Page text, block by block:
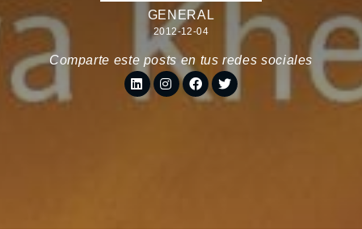
GENERAL
2012-12-04
Comparte este posts en tus redes sociales